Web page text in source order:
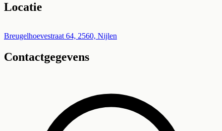
Locatie
+
−
Breugelhoevestraat 64, 2560, Nijlen
Contactgegevens